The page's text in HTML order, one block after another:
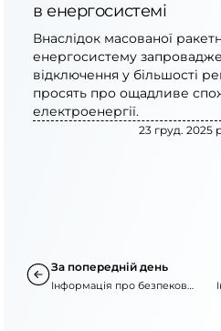
в енергосистемі
Внаслідок масованої
енергосистему
відключення у більшості
просять про ощадливе
електроенергії.
23 груд. 2025
За попередній день
Інформація про безпекову